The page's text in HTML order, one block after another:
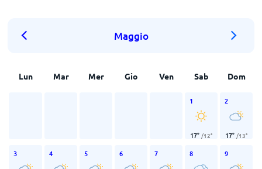
Maggio
Lun Mar Mer Gio Ven Sab Dom
1
17° /12°
2
17° /13°
3 4 5 6 7 8 9